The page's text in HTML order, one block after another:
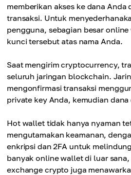
memberikan akses ke dana Anda
transaksi. Untuk
pengguna, sebagian besar
kunci tersebut atas nama Anda.
Saat mengirim cryptocurrency,
seluruh jaringan blockchain.
mengonfirmasi transaksi
private key Anda, kemudian
Hot wallet tidak hanya nyaman
mengutamakan keamanan,
enkripsi dan 2FA untuk
banyak online wallet di luar
exchange crypto juga